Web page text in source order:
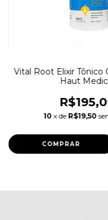
Vital Root Elixir Tônico
Haut
10 x de R$19,50